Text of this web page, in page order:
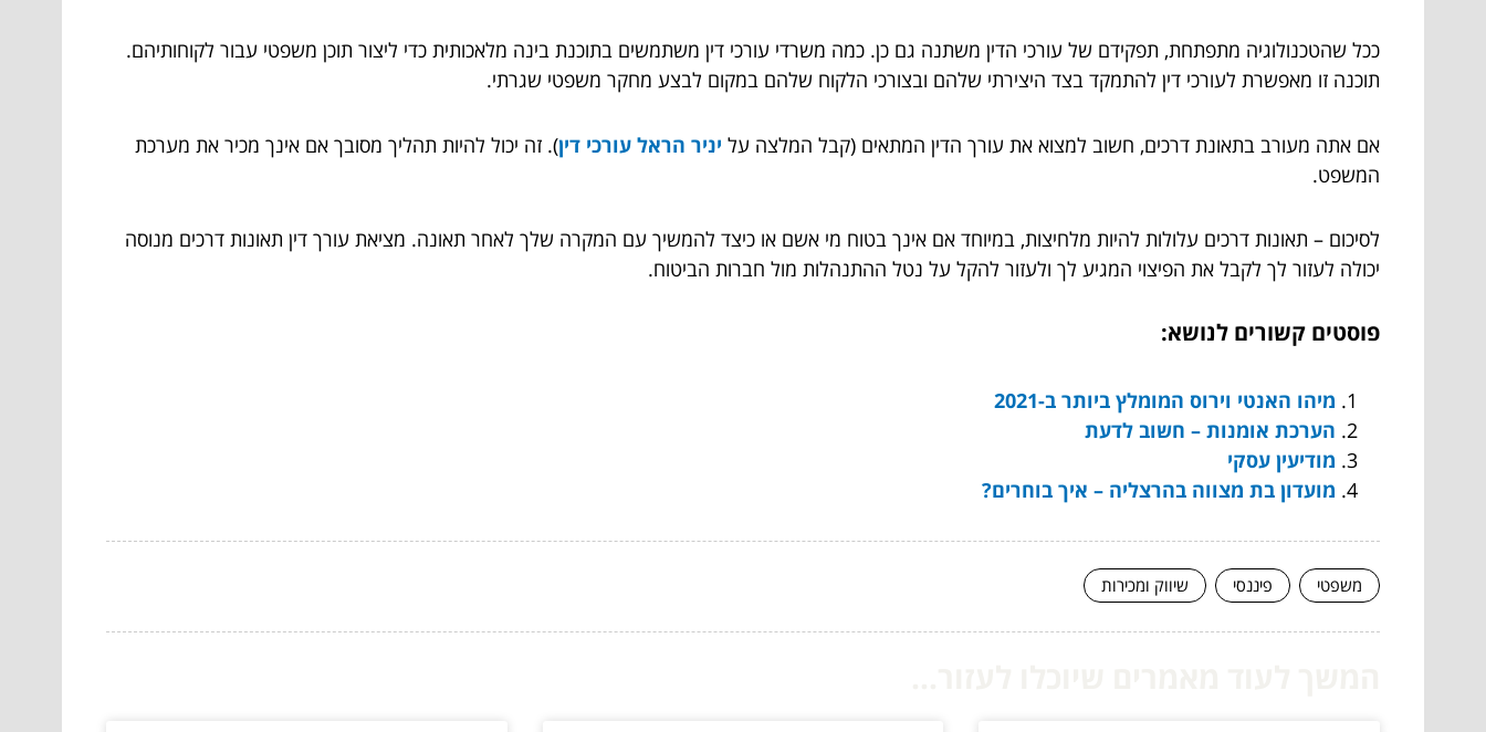
ככל שהטכנולוגיה מתפתחת, תפקידם של עורכי הדין משתנה גם כן. כמה משרדי עורכי דין משתמשים בתוכנת בינה מלאכותית כדי ליצור תוכן משפטי עבור לקוחותיהם.
תוכנה זו מאפשרת לעורכי דין להתמקד בצד היצירתי שלהם ובצורכי הלקוח שלהם במקום לבצע מחקר משפטי שגרתי.
אם אתה מעורב בתאונת דרכים, חשוב למצוא את עורך הדין המתאים (קבל המלצה על יניר הראל עורכי דין). זה יכול להיות תהליך מסובך אם אינך מכיר את מערכת
המשפט.
לסיכום – תאונות דרכים עלולות להיות מלחיצות, במיוחד אם אינך בטוח מי אשם או כיצד להמשיך עם המקרה שלך לאחר תאונה. מציאת עורך דין תאונות דרכים מנוסה
יכולה לעזור לך לקבל את הפיצוי המגיע לך ולעזור להקל על נטל ההתנהלות מול חברות הביטוח.
פוסטים קשורים לנושא:
מיהו האנטי וירוס המומלץ ביותר ב-2021
הערכת אומנות – חשוב לדעת
מודיעין עסקי
מועדון בת מצווה בהרצליה – איך בוחרים?
משפטי פיננסי שיווק ומכירות